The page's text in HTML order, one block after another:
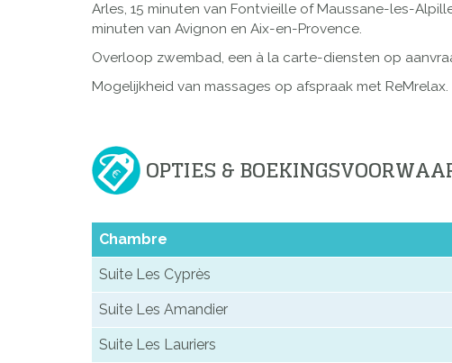
Arles, 15 minuten van Fontvieille of Maussane-les-
minuten van Avignon en Aix-en-Provence.
Overloop zwembad, een à la carte-diensten op
Mogelijkheid van massages op afspraak met ReMrelax.
OPTIES &
Chambre
Suite Les Cyprès
Suite Les Amandier
Suite Les Lauriers